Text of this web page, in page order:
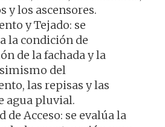
y los ascensores.
y Tejado: se
la condición de
de la fachada y la
del
las repisas y las
agua pluvial.
de Acceso: se evalúa la